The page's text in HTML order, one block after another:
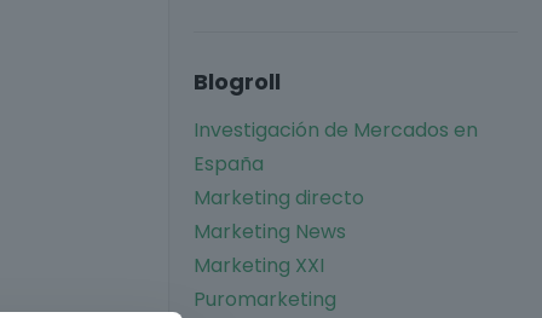
Blogroll
Investigación de Mercados en
España
Marketing directo
Marketing News
Marketing XXI
Puromarketing